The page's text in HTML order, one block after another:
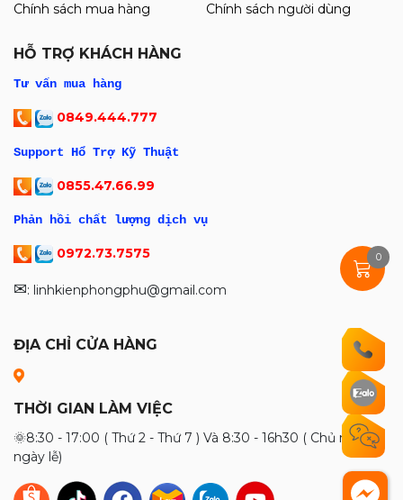
Chính sách mua hàng
Chính sách người dùng
HỖ TRỢ KHÁCH HÀNG
Tư vấn mua hàng
0849.444.777
Support Hổ Trợ Kỹ Thuật
0855.47.66.99
Phản hồi chất lượng dịch vụ
0972.73.7575
✉: linhkienphongphu@gmail.com
ĐỊA CHỈ CỬA HÀNG
THỜI GIAN LÀM VIỆC
🌞8:30 - 17:00 ( Thứ 2 - Thứ 7 ) Và 8:30 - 16h30 ( Chủ nhật và
ngày lễ)
0